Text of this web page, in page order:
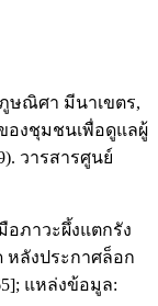
ษณิศา มีนาเขตร,
องชุมชนเพื่อดูแลผู้
วารสารศูนย์
อภาวะผึ้งแตกรัง
หลังประกาศล็อก
แหล่งข้อมูล: